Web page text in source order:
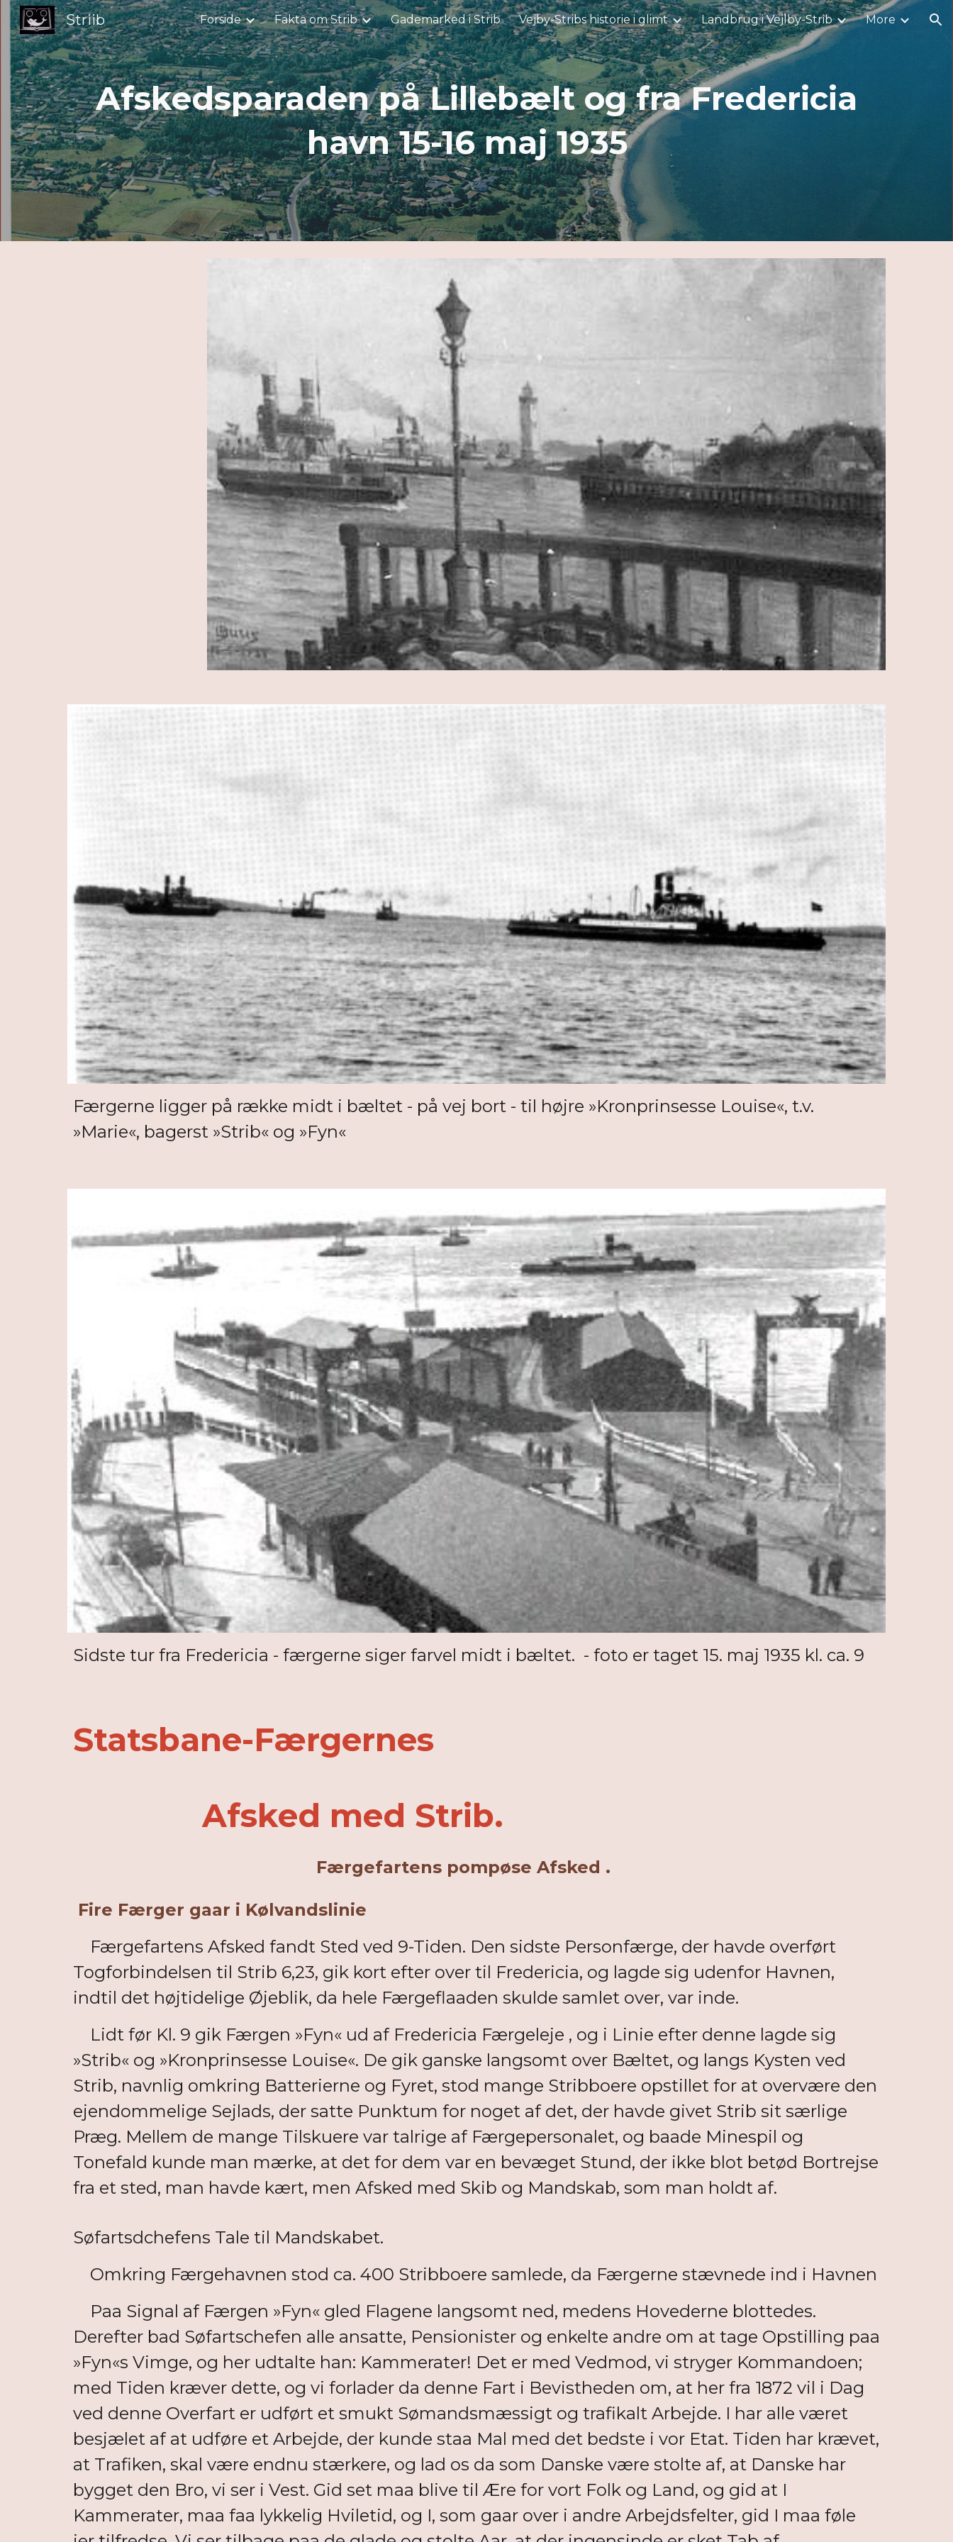
Skip to main content Skip to navigation
Striib Forside Fakta om Strib Gademarked i Strib Vejby-Stribs historie i glimt Landbrug i Vejlby-Strib More
Afskedsparaden på Lillebælt og fra Fredericia
havn 15-16 maj 1935
Færgerne ligger på række midt i bæltet - på vej bort - til højre »Kronprinsesse Louise«, t.v.
»Marie«, bagerst »Strib« og »Fyn«
Sidste tur fra Fredericia - færgerne siger farvel midt i bæltet. - foto er taget 15. maj 1935 kl. ca. 9
Statsbane-Færgernes
Afsked med Strib.
Færgefartens pompøse Afsked .
Fire Færger gaar i Kølvandslinie
Færgefartens Afsked fandt Sted ved 9-Tiden. Den sidste Personfærge, der havde overført
Togforbindelsen til Strib 6,23, gik kort efter over til Fredericia, og lagde sig udenfor Havnen,
indtil det højtidelige Øjeblik, da hele Færgeflaaden skulde samlet over, var inde.
Lidt før Kl. 9 gik Færgen »Fyn« ud af Fredericia Færgeleje , og i Linie efter denne lagde sig
»Strib« og »Kronprinsesse Louise«. De gik ganske langsomt over Bæltet, og langs Kysten ved
Strib, navnlig omkring Batterierne og Fyret, stod mange Stribboere opstillet for at overvære den
ejendommelige Sejlads, der satte Punktum for noget af det, der havde givet Strib sit særlige
Præg. Mellem de mange Tilskuere var talrige af Færgepersonalet, og baade Minespil og
Tonefald kunde man mærke, at det for dem var en bevæget Stund, der ikke blot betød Bortrejse
fra et sted, man havde kært, men Afsked med Skib og Mandskab, som man holdt af.
Søfartsdchefens Tale til Mandskabet.
Omkring Færgehavnen stod ca. 400 Stribboere samlede, da Færgerne stævnede ind i Havnen
Paa Signal af Færgen »Fyn« gled Flagene langsomt ned, medens Hovederne blottedes.
Derefter bad Søfartschefen alle ansatte, Pensionister og enkelte andre om at tage Opstilling paa
»Fyn«s Vimge, og her udtalte han: Kammerater! Det er med Vedmod, vi stryger Kommandoen;
med Tiden kræver dette, og vi forlader da denne Fart i Bevistheden om, at her fra 1872 vil i Dag
ved denne Overfart er udført et smukt Sømandsmæssigt og trafikalt Arbejde. I har alle været
besjælet af at udføre et Arbejde, der kunde staa Mal med det bedste i vor Etat. Tiden har krævet,
at Trafiken, skal være endnu stærkere, og lad os da som Danske være stolte af, at Danske har
bygget den Bro, vi ser i Vest. Gid set maa blive til Ære for vort Folk og Land, og gid at I
Kammerater, maa faa lykkelig Hviletid, og I, som gaar over i andre Arbejdsfelter, gid I maa føle